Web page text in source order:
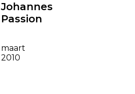
Johannes
Passion
maart
2010